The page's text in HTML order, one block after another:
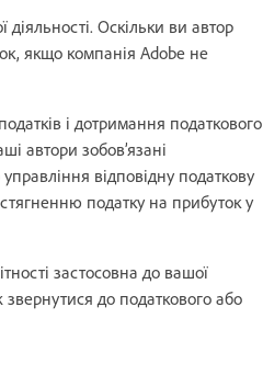
Оскільки ви автор
якщо компанія Adobe не
і дотримання податкового
автори зобов’язані
відповідну податкову
податку на прибуток у
застосовна до вашої
до податкового або